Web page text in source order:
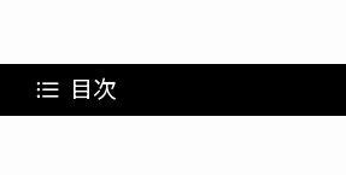
目次